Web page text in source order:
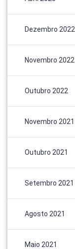
Dezembro 2022
Novembro 2022
Outubro 2022
Novembro 2021
Outubro 2021
Setembro 2021
Agosto 2021
Maio 2021